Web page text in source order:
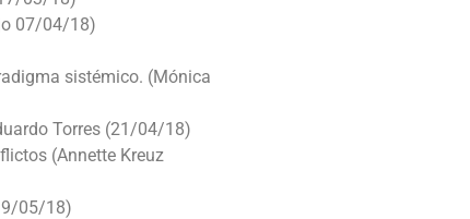
07/04/18)
sistémico. (Mónica
Torres (21/04/18)
(Annette Kreuz
05/18)